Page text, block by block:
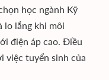
học ngành Kỹ
lo lắng khi môi
điện áp cao. Điều
việc tuyển sinh của